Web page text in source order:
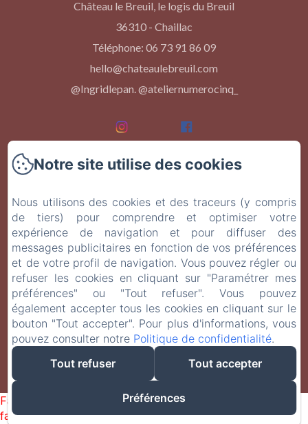
Château le Breuil, le logis du Breuil
36310 - Chaillac
Téléphone: 06 73 91 86 09
hello@chateaulebreuil.com
@Ingridlepan. @ateliernumerocinq_
Accueil
Les chambres
Événements
À Table
Contact
EN FR
Créé par Amenitiz
Failed to load BookingEngine/index: Loading chunk 1322
failed. (missing:
Notre site utilise des cookies
Nous utilisons des cookies et des traceurs (y compris
de tiers) pour comprendre et optimiser votre
expérience de navigation et pour diffuser des
messages publicitaires en fonction de vos préférences
et de votre profil de navigation. Vous pouvez régler ou
refuser les cookies en cliquant sur "Paramétrer mes
préférences" ou "Tout refuser". Vous pouvez
également accepter tous les cookies en cliquant sur le
bouton "Tout accepter". Pour plus d'informations, vous
pouvez consulter notre Politique de confidentialité.
Tout refuser
Tout accepter
Préférences